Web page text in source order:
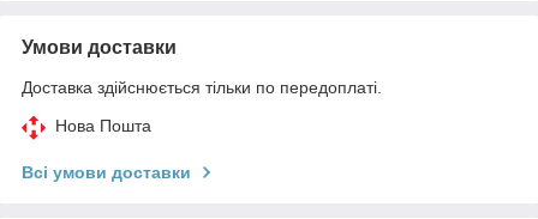
Умови доставки
Доставка здійснюється тільки по передоплаті.
Нова Пошта
Всі умови доставки